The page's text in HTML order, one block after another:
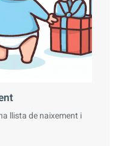
llista de naixement i